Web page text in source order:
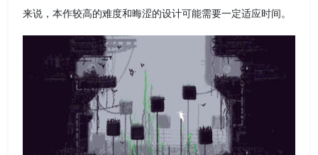
来说，本作较高的难度和晦涩的设计可能需要一定适应时间。